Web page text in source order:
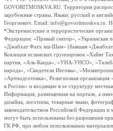
GOVORITMOSKVA.RU. Территория
зарубежные страны. Языки: русский и
Георгиевич. Email: info@govoritmoskva.ru.
*Экстремистские и террористические
Федерации: «Правый сектор», «Украинская
«Джабхат Фатх аш-Шам» (бывшая «Джабхат
Коалиция исламских группировок «Хайят
партия, «Аль-Каида», «УНА-УНСО»,
народа», «Свидетели Иеговы»,
«Артподготовка», Религиозная
в России» и входящие в ее структуру
Информация, размещенная на портале, а
дизайна, логотипы, товарные знаки,
законодательством Российской Федерации
могут быть использованы без разрешения
ГК РФ, при любом использовании